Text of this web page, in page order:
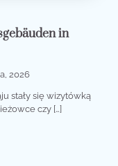
in
2026
stały się wizytówką
czy […]